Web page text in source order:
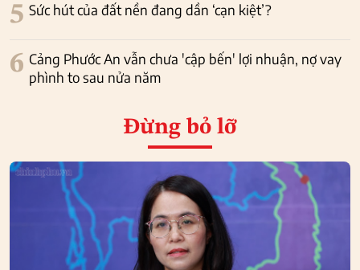
5 Sức hút của đất nền đang dần ‘cạn kiệt’?
6 Cảng Phước An vẫn chưa 'cập bến' lợi nhuận, nợ vay
phình to sau nửa năm
Đừng bỏ lỡ